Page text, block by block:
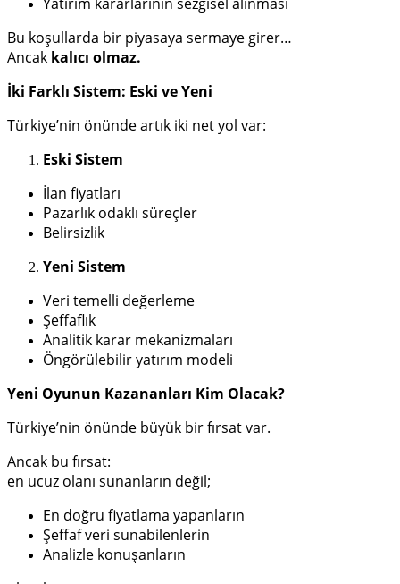
Bu koşullarda bir piyasaya sermaye girer…
Ancak kalıcı olmaz.
İki Farklı Sistem: Eski ve Yeni
Türkiye’nin önünde artık iki net yol var:
Eski Sistem
İlan fiyatları
Pazarlık odaklı süreçler
Belirsizlik
Yeni Sistem
Veri temelli değerleme
Şeffaflık
Analitik karar mekanizmaları
Öngörülebilir yatırım modeli
Yeni Oyunun Kazananları Kim Olacak?
Türkiye’nin önünde büyük bir fırsat var.
Ancak bu fırsat:
en ucuz olanı sunanların değil;
En doğru fiyatlama yapanların
Şeffaf veri sunabilenlerin
Analizle konuşanların